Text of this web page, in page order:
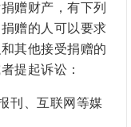
赠财产，有下列
赠的人可以要求
其他接受捐赠的
提起诉讼：
刊、互联网等媒